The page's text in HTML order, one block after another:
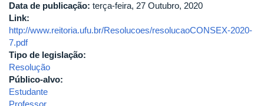
Tecnológica
da
UFU
Data de publicação: terça-feira, 27 Outubro, 2020
Link:
http://www.reitoria.ufu.br/Resolucoes/resolucaoCONSEX-2020-
7.pdf
Tipo de legislação:
Resolução
Público-alvo:
Estudante
Professor